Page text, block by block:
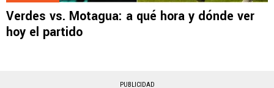
Verdes vs. Motagua: a qué hora y dónde ver
hoy el partido
PUBLICIDAD